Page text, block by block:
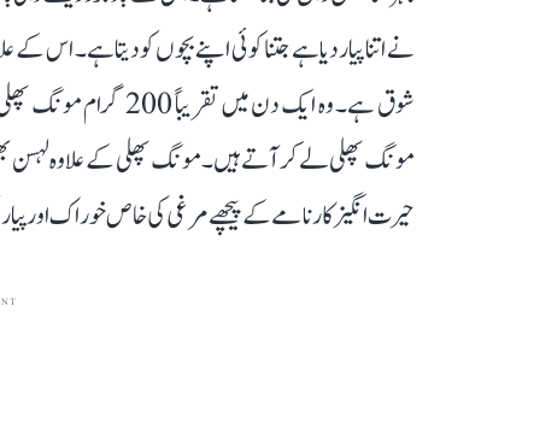
نے اتنا پیار دیا ہے جتنا کوئی اپنے بچوں کو دیتا ہے۔
شوق ہے۔ وہ ایک دن
مونگ پھلی لے کر آتے ہیں۔ مونگ پھلی کے علاوہ لہسن
حیرت انگیز کارنامے کے پیچھے مرغی کی خاص خوراک اور